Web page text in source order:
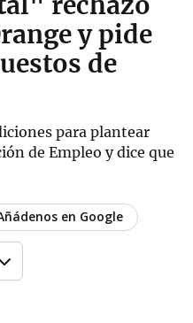
y pide
de
para plantear
de Empleo y dice que
en Google